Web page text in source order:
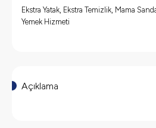
Ekstra Yatak, Ekstra Temizlik, Mama
Yemek Hizmeti
Açıklama